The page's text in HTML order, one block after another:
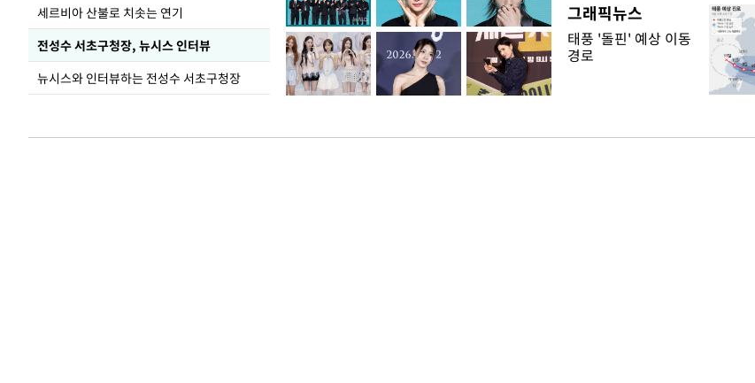
세르비아 산불로 치솟는 연기
전성수 서초구청장, 뉴시스 인터뷰
뉴시스와 인터뷰하는 전성수 서초구청장
그래픽뉴스
태풍 '돌핀' 예상 이동
경로